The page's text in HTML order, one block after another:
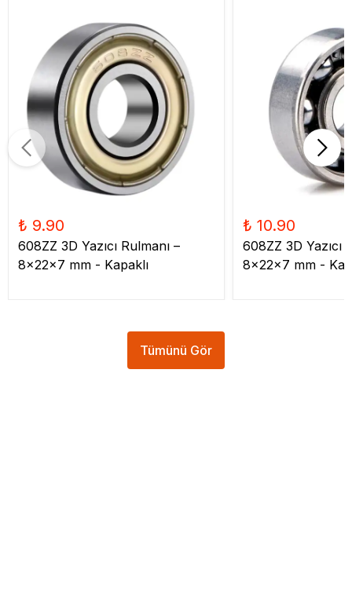
₺ 9.90
608ZZ 3D Yazıcı Rulmanı –
8x22x7 mm - Kapaklı
₺ 10.90
608ZZ 3D Yazıcı
8x22x7 mm -
Tümünü Gör